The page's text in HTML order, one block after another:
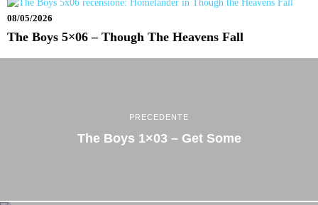
08/05/2026
The Boys 5×06 – Though The Heavens Fall
PRECEDENTE
The Boys 1×03 – Get Some